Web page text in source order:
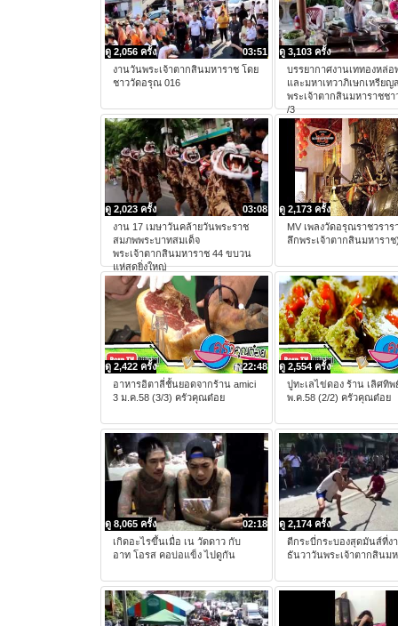
03:51
ดู 2,056 ครั้ง
งานวันพระเจ้าตากสินมหาราช โดย
ชาววัดอรุณ 016
ดู 3,103 ครั้ง
บรรยากาศงานเททองหล่อ
และมหาเทวาภิเษกเหรียญ
พระเจ้าตากสินมหาราชช
/3
03:08
ดู 2,023 ครั้ง
งาน 17 เมษาวันคล้ายวันพระราช
สมภพพระบาทสมเด็จ
พระเจ้าตากสินมหาราช 44 ขบวน
แห่สุดยิ่งใหญ่
ดู 2,173 ครั้ง
MV เพลงวัดอรุณราชวราร
ลึกพระเจ้าตากสินมหาราช
22:48
ดู 2,422 ครั้ง
อาหารอิตาลี่ชั้นยอดจากร้าน amici
3 ม.ค.58 (3/3) ครัวคุณต๋อย
ดู 2,554 ครั้ง
ปูทะเลไข่ดอง ร้าน เลิศทิพ
พ.ค.58 (2/2) ครัวคุณต๋อย
02:18
ดู 8,065 ครั้ง
เกิดอะไรขึ้นเมื่อ เน วัดดาว กับ
อาท โอรส คอบ่อแข็ง ไปดูกัน
ดู 2,174 ครั้ง
ตีกระบี่กระบองสุดมันส์ที่ง
ธันวาวันพระเจ้าตากสินม